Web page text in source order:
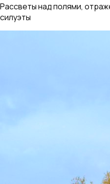
Рассветы над полями,
силуэты